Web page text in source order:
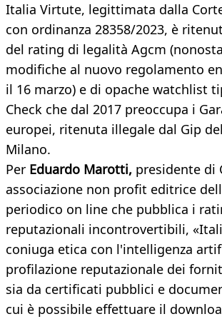
Italia Virtute, legittimata dalla
con ordinanza 28358/2023, è
del rating di legalità Agcm
modifiche al nuovo regolamento
il 16 marzo) e di opache watchlist
Check che dal 2017 preoccupa i
europei, ritenuta illegale dal Gip
Milano.
Per Eduardo Marotti, presidente di
associazione non profit editrice
periodico on line che pubblica i
reputazionali incontrovertibili,
coniuga etica con l'intelligenza
profilazione reputazionale dei
sia da certificati pubblici e
cui è possibile effettuare il